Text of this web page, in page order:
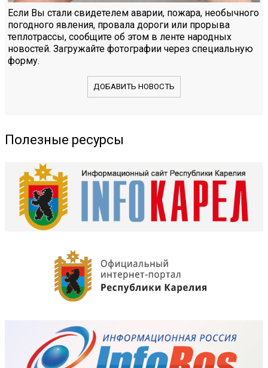
Если Вы стали свидетелем аварии, пожара, необычного
погодного явления, провала дороги или прорыва
теплотрассы, сообщите об этом в ленте народных
новостей. Загружайте фотографии через специальную
форму.
ДОБАВИТЬ НОВОСТЬ
Полезные ресурсы